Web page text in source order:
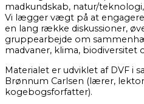
madkundskab, natur/
Vi lægger vægt på at
en lang række diskussioner,
gruppearbejde om
madvaner, klima, biodiversitet
Materialet er udviklet af DVF i
Brønnum Carlsen (lærer,
kogebogsforfatter).